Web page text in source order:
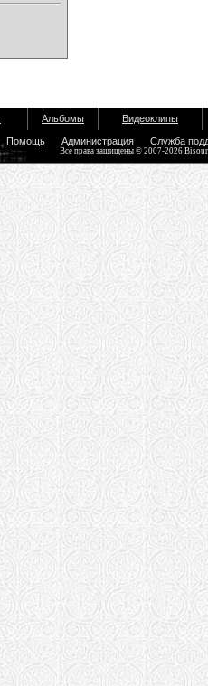
Альбомы Видеоклипы
Помощь Администрация Служба
Все права защищены © 2007-2026